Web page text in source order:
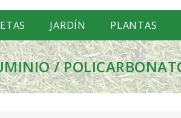
JARDÍN PLANTAS
/